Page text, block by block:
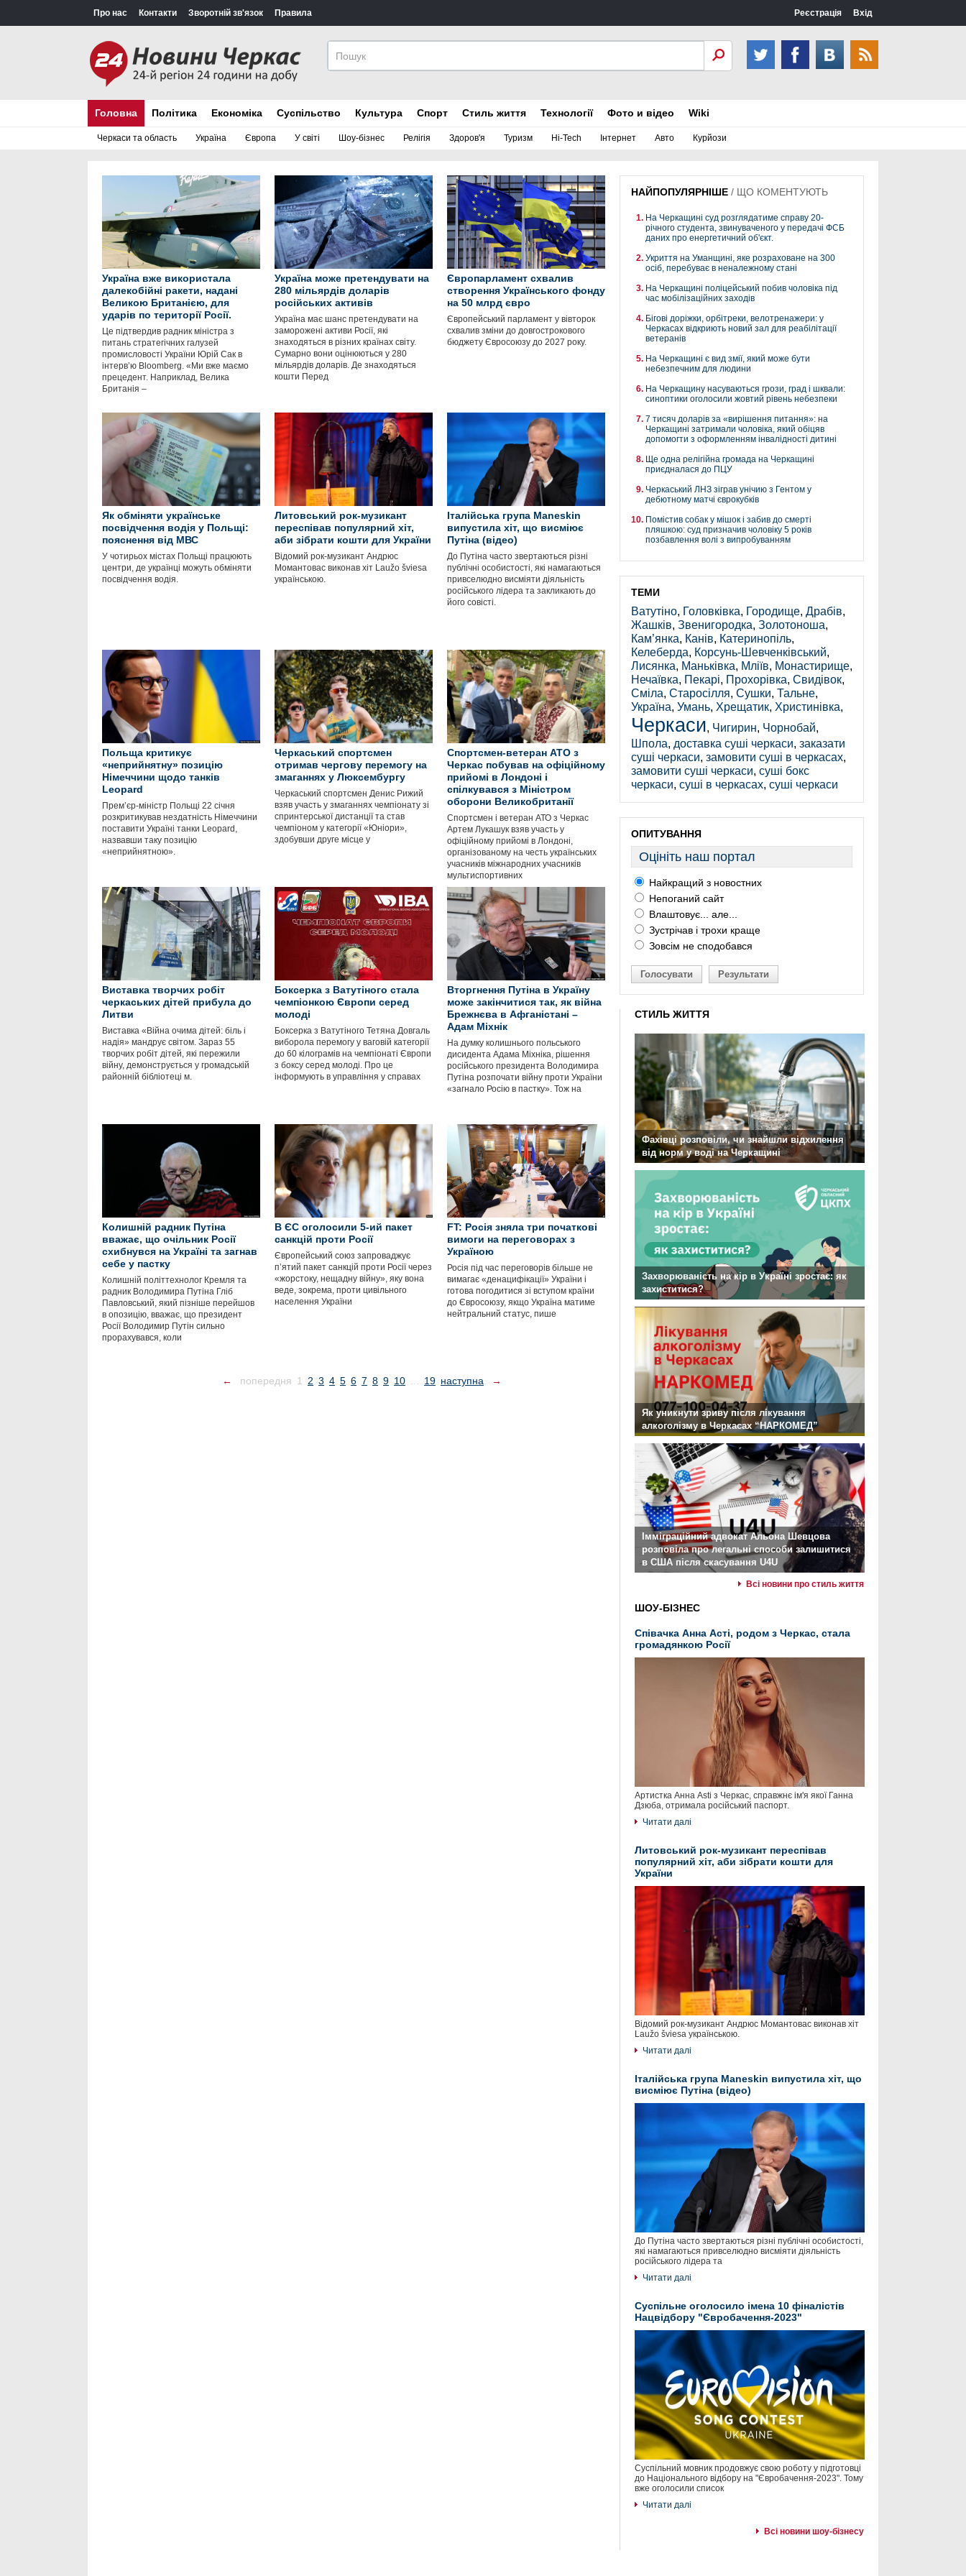
Про нас Контакти Зворотній зв'язок Правила Реєстрація Вхід
Головна
Черкаси та область Україна Європа У світі Шоу-бізнес Релігія Здоров'я Туризм Hi-Tech Інтернет Авто Курйози
Політика Економіка Суспільство Культура Спорт Стиль життя Технології Фото и відео Wiki
Україна вже використала
далекобійні ракети, надані
Великою Британією, для
ударів по території Росії.
Це підтвердив радник міністра з
питань стратегічних галузей
промисловості України Юрій Сак в
інтервʼю Bloomberg. «Ми вже маємо
прецедент. Наприклад, Велика
Британія –
Україна може претендувати на
280 мільярдів доларів
російських активів
Україна має шанс претендувати на
заморожені активи Росії, які
знаходяться в різних країнах світу.
Сумарно вони оцінюються у 280
мільярдів доларів. Де знаходяться
кошти Перед
Європарламент схвалив
створення Українського фонду
на 50 млрд євро
Європейський парламент у вівторок
схвалив зміни до довгострокового
бюджету Євросоюзу до 2027 року.
Як обміняти українське
посвідчення водія у Польщі:
пояснення від МВС
У чотирьох містах Польщі працюють
центри, де українці можуть обміняти
посвідчення водія.
Литовський рок-музикант
переспівав популярний хіт,
аби зібрати кошти для України
Відомий рок-музикант Андрюс
Момантовас виконав хіт Laužo šviesa
українською.
Італійська група Maneskin
випустила хіт, що висміює
Путіна (відео)
До Путіна часто звертаються різні
публічні особистості, які намагаються
привселюдно висміяти діяльність
російського лідера та закликають до
його совісті.
Польща критикує
«неприйнятну» позицію
Німеччини щодо танків
Leopard
Прем’єр-міністр Польщі 22 січня
розкритикував нездатність Німеччини
поставити Україні танки Leopard,
назвавши таку позицію
«неприйнятною».
Черкаський спортсмен
отримав чергову перемогу на
змаганнях у Люксембургу
Черкаський спортсмен Денис Рижий
взяв участь у змаганнях чемпіонату зі
спринтерської дистанції та став
чемпіоном у категорії «Юніори»,
здобувши друге місце у
Спортсмен-ветеран АТО з
Черкас побував на офіційному
прийомі в Лондоні і
спілкувався з Міністром
оборони Великобританії
Спортсмен і ветеран АТО з Черкас
Артем Лукашук взяв участь у
офіційному прийомі в Лондоні,
організованому на честь українських
учасників міжнародних учасників
мультиспортивних
Виставка творчих робіт
черкаських дітей прибула до
Литви
Виставка «Війна очима дітей: біль і
надія» мандрує світом. Зараз 55
творчих робіт дітей, які пережили
війну, демонструється у громадській
районній бібліотеці м.
Боксерка з Ватутіного стала
чемпіонкою Європи серед
молоді
Боксерка з Ватутіного Тетяна Довгаль
виборола перемогу у ваговій категорії
до 60 кілограмів на чемпіонаті Європи
з боксу серед молоді. Про це
інформують в управління у справах
Вторгнення Путіна в Україну
може закінчитися так, як війна
Брежнєва в Афганістані –
Адам Міхнік
На думку колишнього польського
дисидента Адама Міхніка, рішення
російського президента Володимира
Путіна розпочати війну проти України
«загнало Росію в пастку». Тож на
Колишній радник Путіна
вважає, що очільник Росії
схибнувся на Україні та загнав
себе у пастку
Колишній політтехнолог Кремля та
радник Володимира Путіна Гліб
Павловський, який пізніше перейшов
в опозицію, вважає, що президент
Росії Володимир Путін сильно
прорахувався, коли
В ЄС оголосили 5-ий пакет
санкцій проти Росії
Європейський союз запроваджує
п’ятий пакет санкцій проти Росії через
«жорстоку, нещадну війну», яку вона
веде, зокрема, проти цивільного
населення України
FT: Росія зняла три початкові
вимоги на переговорах з
Україною
Росія під час переговорів більше не
вимагає «денацифікації» України і
готова погодитися зі вступом країни
до Євросоюзу, якщо Україна матиме
нейтральний статус, пише
← попередня 1 2 3 4 5 6 7 8 9 10 19 наступна →
НАЙПОПУЛЯРНІШЕ / ЩО КОМЕНТУЮТЬ
На Черкащині суд розглядатиме справу 20-
річного студента, звинуваченого у передачі ФСБ
даних про енергетичний об'єкт.
Укриття на Уманщині, яке розраховане на 300
осіб, перебуває в неналежному стані
На Черкащині поліцейський побив чоловіка під
час мобілізаційних заходів
Бігові доріжки, орбітреки, велотренажери: у
Черкасах відкриють новий зал для реабілітації
ветеранів
На Черкащині є вид змії, який може бути
небезпечним для людини
На Черкащину насуваються грози, град і шквали:
синоптики оголосили жовтий рівень небезпеки
7 тисяч доларів за «вирішення питання»: на
Черкащині затримали чоловіка, який обіцяв
допомогти з оформленням інвалідності дитині
Ще одна релігійна громада на Черкащині
приєдналася до ПЦУ
Черкаський ЛНЗ зіграв унічию з Гентом у
дебютному матчі єврокубків
Помістив собак у мішок і забив до смерті
пляшкою: суд призначив чоловіку 5 років
позбавлення волі з випробуванням
ТЕМИ
Ватутіно, Головківка, Городище, Драбів,
Жашків, Звенигородка, Золотоноша,
Кам’янка, Канів, Катеринопіль,
Келеберда, Корсунь-Шевченківський,
Лисянка, Маньківка, Мліїв, Монастирище,
Нечаївка, Пекарі, Прохорівка, Свидівок,
Сміла, Старосілля, Сушки, Тальне,
Україна, Умань, Хрещатик, Христинівка,
Черкаси, Чигирин, Чорнобай,
Шпола, доставка суші черкаси, заказати
суші черкаси, замовити суші в черкасах,
замовити суші черкаси, суші бокс
черкаси, суші в черкасах, суші черкаси
ОПИТУВАННЯ
Оцініть наш портал
Найкращий з новостних
Непоганий сайт
Влаштовує... але...
Зустрічав і трохи краще
Зовсім не сподобався
Голосувати Результати
СТИЛЬ ЖИТТЯ
Фахівці розповіли, чи знайшли відхилення
від норм у воді на Черкащині
Захворюваність на кір в Україні зростає: як
захиститися?
Як уникнути зриву після лікування
алкоголізму в Черкасах “НАРКОМЕД”
Імміграційний адвокат Альона Шевцова
розповіла про легальні способи залишитися
в США після скасування U4U
Всі новини про стиль життя
ШОУ-БІЗНЕС
Співачка Анна Асті, родом з Черкас, стала
громадянкою Росії
Артистка Анна Asti з Черкас, справжнє ім'я якої Ганна
Дзюба, отримала російський паспорт.
Читати далі
Литовський рок-музикант переспівав
популярний хіт, аби зібрати кошти для
України
Відомий рок-музикант Андрюс Момантовас виконав хіт
Laužo šviesa українською.
Читати далі
Італійська група Maneskin випустила хіт, що
висміює Путіна (відео)
До Путіна часто звертаються різні публічні особистості,
які намагаються привселюдно висміяти діяльність
російського лідера та
Читати далі
Суспільне оголосило імена 10 фіналістів
Нацвідбору "Євробачення-2023"
Суспільний мовник продовжує свою роботу у підготовці
до Національного відбору на "Євробачення-2023". Тому
вже оголосили список
Читати далі
Всі новини шоу-бізнесу